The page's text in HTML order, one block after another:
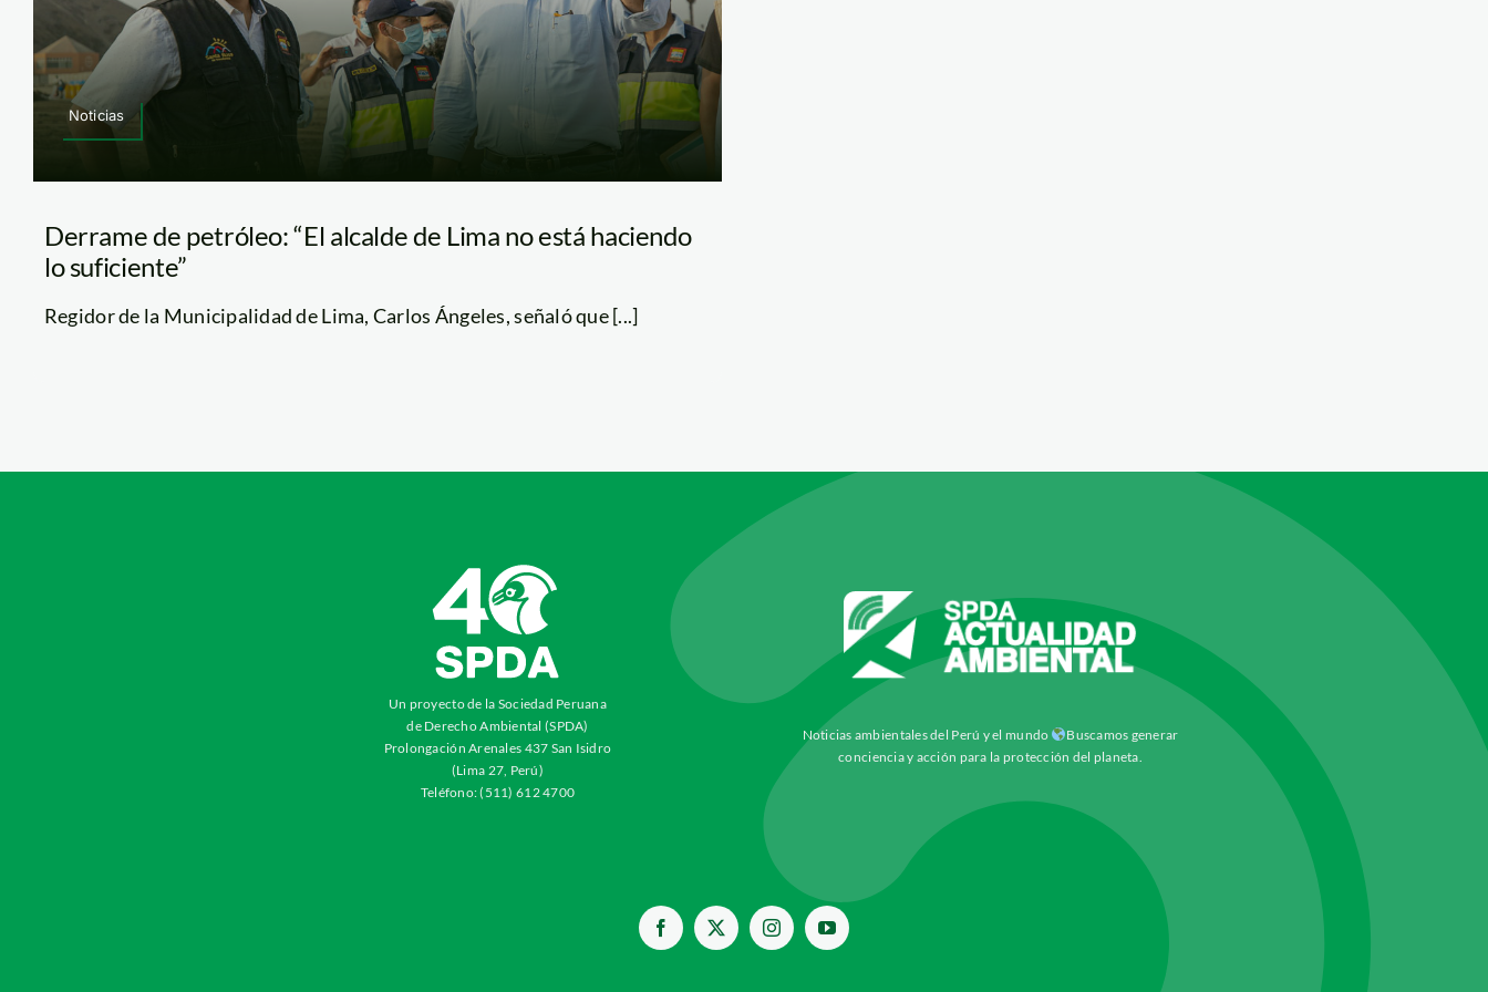
Noticias
Derrame de petróleo: “El alcalde de Lima no está haciendo
lo suficiente”
Regidor de la Municipalidad de Lima, Carlos Ángeles, señaló que [...]
Un proyecto de la Sociedad Peruana
de Derecho Ambiental (SPDA)
Prolongación Arenales 437 San Isidro
(Lima 27, Perú)
Teléfono: (511) 612 4700
Noticias ambientales del Perú y el mundo
Buscamos generar
conciencia y acción para la protección del planeta.